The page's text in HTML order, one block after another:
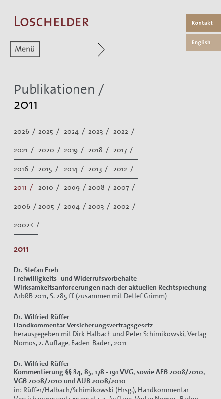
Zum aktuellen Menüpunkt
Publikationen /
2011
2026 / 2025 / 2024 / 2023 / 2022 /
2021 / 2020 / 2019 / 2018 / 2017 /
2016 / 2015 / 2014 / 2013 / 2012 /
2011 / 2010 / 2009 / 2008 / 2007 /
2006 / 2005 / 2004 / 2003 / 2002 /
2002< /
2011
Dr. Stefan Freh
Freiwilligkeits- und Widerrufsvorbehalte -
Wirksamkeitsanforderungen nach der aktuellen Rechtsprechung
ArbRB 2011, S. 285 ff. (zusammen mit Detlef Grimm)
Dr. Wilfried Rüffer
Handkommentar Versicherungsvertragsgesetz
herausgegeben mit Dirk Halbach und Peter Schimikowski, Verlag
Nomos, 2. Auflage, Baden-Baden, 2011
Dr. Wilfried Rüffer
Kommentierung §§ 84, 85, 178 - 191 VVG, sowie AFB 2008/2010,
VGB 2008/2010 und AUB 2008/2010
in: Rüffer/Halbach/Schimikowski (Hrsg.), Handkommentar